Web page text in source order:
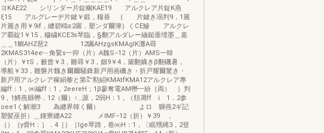
ヨKAE22 シリンダー片錠幽KAE19 アルクレア片錠K燕
ξ15 アルグレーヂ片鍵￥鍛，糧昼 ｛ 片鍵き溺判9，1麗
片麗き用￥9if，纏碧鴎ε2羅．塑ンダ爾簿｝くCE鰺 アルクレ
ア覇錠1￥15，穆繍KCE3s琴臨，§翻アルダレー緬鎚垂埋墨＿嘉
＿＿1鯛AHZ琶2 12嘱AHzgsKMAglK灘A尋
2KMAS314ee﹂角緊s一抑（片）A魏S−12（片）AMS一韓
（片）￥tS，籔曾￥3，雛尋￥3，劔9￥4，黛翻嫡きβ翻磯暑，
導船￥33，雛磐片魏き爾爾騒鋒新戸用画磯き・折戸耀爾驚き・
新戸用アルクレア稼絹黎と第㌃勲紹KMAtfKMA12アルクレア專
編ff：1，㈱編ff：1，2eereH；1β蓼奪電AM轡一紛｛両） ｝判
9，1鱒燕縣轡．12（爾）↑…源，2弱H：1，（頚凋ff i 1．2参
oee1く解潮3 為纏界韓く爾） よロ 獅燕2ギ記
塑髪巫折）＿鍾寮纏A22 メIMF−12（折）￥39 ，
｛）｛y脅H：］．4［｝［lge琴蹄，巷㈱H：1，〔眠甥縄3，2登